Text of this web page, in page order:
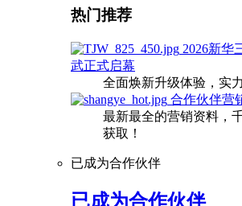
热门推荐
2026新华
武正式启幕
全面焕新升级体验，实
合作伙伴营
最新最全的营销资料，
获取！
已成为合作伙伴
已成为合作伙伴